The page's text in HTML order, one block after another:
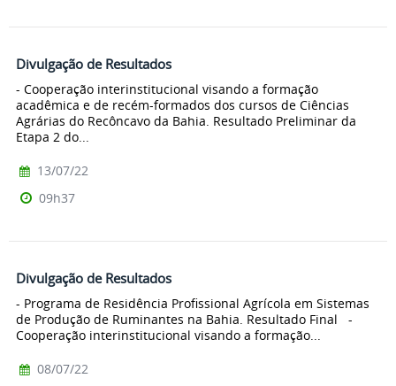
Divulgação de Resultados
- Cooperação interinstitucional visando a formação
acadêmica e de recém-formados dos cursos de Ciências
Agrárias do Recôncavo da Bahia. Resultado Preliminar da
Etapa 2 do...
13/07/22
09h37
Divulgação de Resultados
- Programa de Residência Profissional Agrícola em Sistemas
de Produção de Ruminantes na Bahia. Resultado Final -
Cooperação interinstitucional visando a formação...
08/07/22